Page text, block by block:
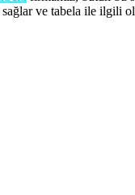
ve tabela ile ilgili